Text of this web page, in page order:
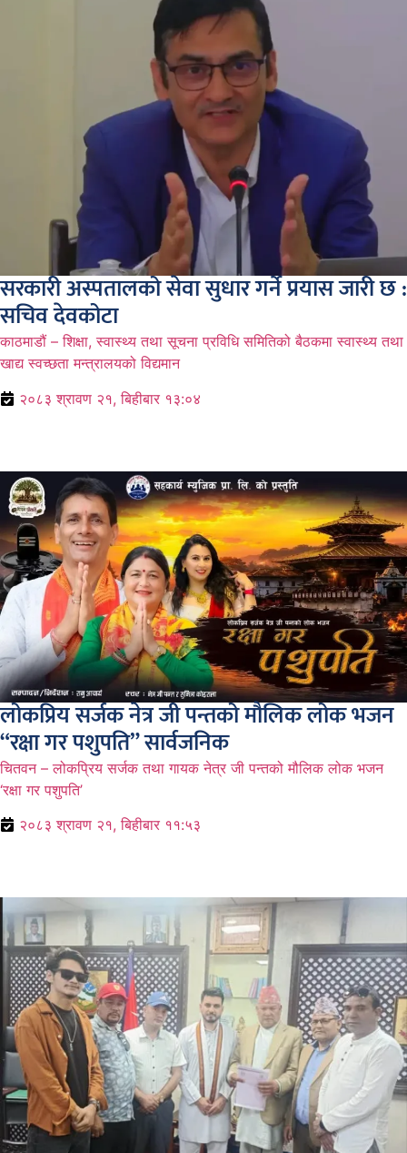
सरकारी अस्पतालको सेवा सुधार गर्ने प्रयास जारी छ :
सचिव देवकोटा
काठमाडौं – शिक्षा, स्वास्थ्य तथा सूचना प्रविधि समितिको बैठकमा स्वास्थ्य तथा
खाद्य स्वच्छता मन्त्रालयको विद्यमान
२०८३ श्रावण २१, बिहीबार १३:०४
लोकप्रिय सर्जक नेत्र जी पन्तको मौलिक लोक भजन
“रक्षा गर पशुपति” सार्वजनिक
चितवन – लोकप्रिय सर्जक तथा गायक नेत्र जी पन्तको मौलिक लोक भजन
‘रक्षा गर पशुपति’
२०८३ श्रावण २१, बिहीबार ११:५३